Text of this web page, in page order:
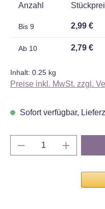
Anzahl
Bis 9 2,99 €
Ab 10 2,79 €
Inhalt: 0.25 kg
Preise inkl. MwSt. zzgl.
Sofort verfügbar,
Produkt Anzahl: